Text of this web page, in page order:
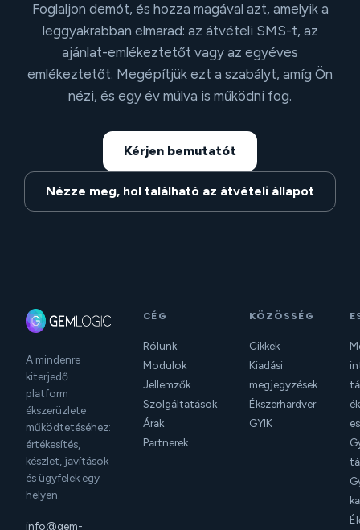
Foglaljon demót, és hozza magával azt, amelyik a
leggyakrabban elmarad: az átvételi SMS-t, az
ajánlat-emlékeztetőt vagy az egyéves
emlékeztetőt. Megépítjük ezt a szabályt, amíg Ön
nézi, és egy év múlva is működni fog.
Kérjen bemutatót
Nézze meg, hol található az átvételi állapot
A mindenre
kiterjedő
platform
ékszerüzlete
működtetéséhez:
értékesítés,
készlet, javítások
és ügyfelek egy
helyen.
info@gem-
CÉG
Rólunk
Modulok
Jellemzők
Szolgáltatások
Árak
Partnerek
KÖZÖSSÉG
Cikkek
Kiadási
megjegyzések
Ékszerhardver
GYIK